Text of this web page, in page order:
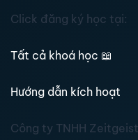
Click đăng ký học tại:
Tất cả khoá học 📖
Hướng dẫn kích hoạt
Công ty TNHH Zeitgeist